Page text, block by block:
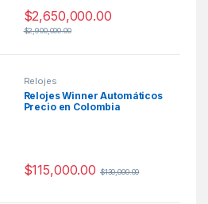
$2,650,000.00
$2,900,000.00
Relojes
Relojes Winner Automáticos
Precio en Colombia
$115,000.00 $130,000.00